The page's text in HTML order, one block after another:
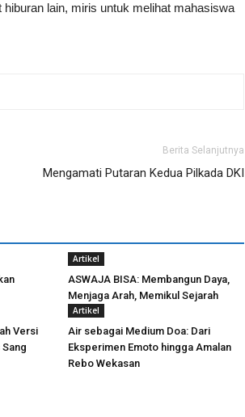
lain, miris untuk melihat mahasiswa
Berita Selanjutnya
Mengamati Putaran Kedua Pilkada DKI
Artikel
ASWAJA BISA: Membangun Daya,
Menjaga Arah, Memikul Sejarah
Versi
Artikel
Air sebagai Medium Doa: Dari
Eksperimen Emoto hingga Amalan
Rebo Wekasan